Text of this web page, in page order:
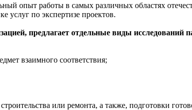
опыт работы в самых различных областях
услуг по экспертизе проектов.
предлагает отдельные виды исследований
взаимного соответствия;
или ремонта, а также, подготовки